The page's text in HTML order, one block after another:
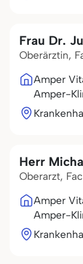
Frau Dr.
Oberärztin,
Amper
Amper-
Herr
Oberarzt,
Amper
Amper-